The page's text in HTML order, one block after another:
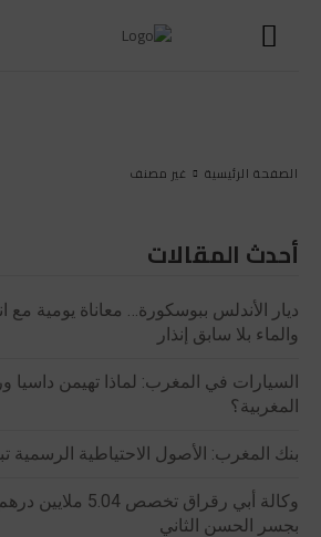
الصفحة الرئيسية غير مصنف
أحدث المقالات
ديار الأندلس ببوسكورة… معاناة يومية مع
والماء بلا سابق إنذار
السيارات في المغرب: لماذا تهيمن داسيا
المغربية؟
بنك المغرب: الأصول الاحتياطية الرسمية تبلغ 498 مليار
وكالة أبي رقراق تخصص
بجسر الحسن الثاني